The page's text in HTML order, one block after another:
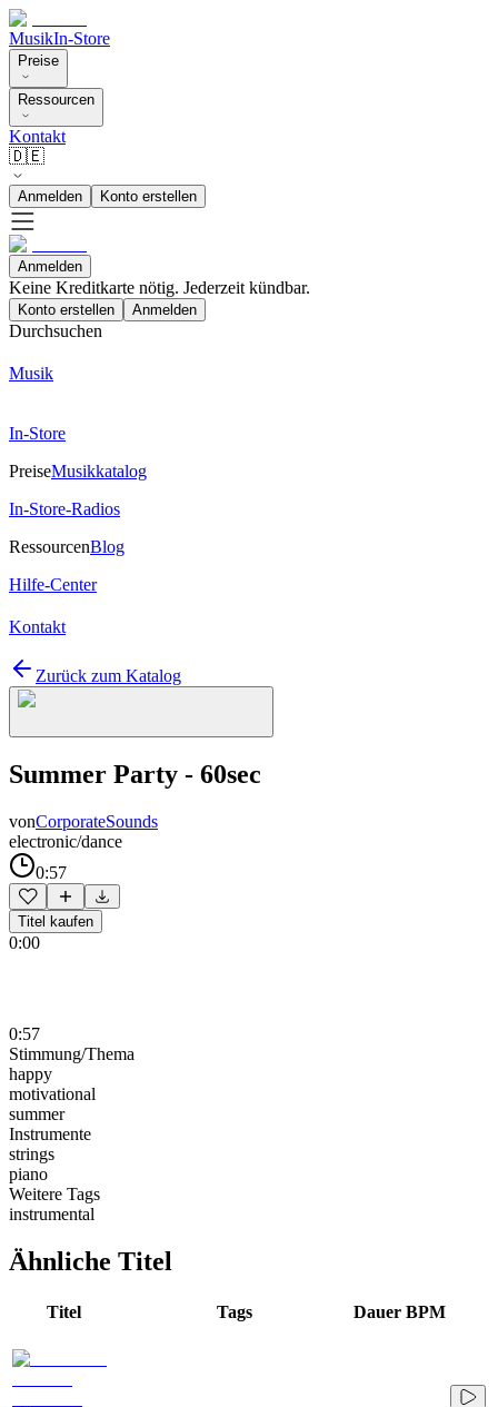
MusikIn-Store
Preise
Ressourcen
Kontakt
🇩🇪
Anmelden Konto erstellen
Anmelden
Keine Kreditkarte nötig. Jederzeit kündbar.
Konto erstellen Anmelden
Durchsuchen
Musik
In-Store
PreiseMusikkatalog
In-Store-Radios
RessourcenBlog
Hilfe-Center
Kontakt
Zurück zum Katalog
Summer Party - 60sec
vonCorporateSounds
electronic/dance
0:57
Titel kaufen
0:00
0:57
Stimmung/Thema
happy
motivational
summer
Instrumente
strings
piano
Weitere Tags
instrumental
Ähnliche Titel
Titel Tags Dauer BPM